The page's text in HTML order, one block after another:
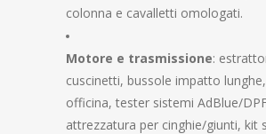
colonna e cavalletti omologati.
Motore e trasmissione:
cuscinetti, bussole impatto
officina, tester sistemi AdBlue/
attrezzatura per cinghie/giunti, kit